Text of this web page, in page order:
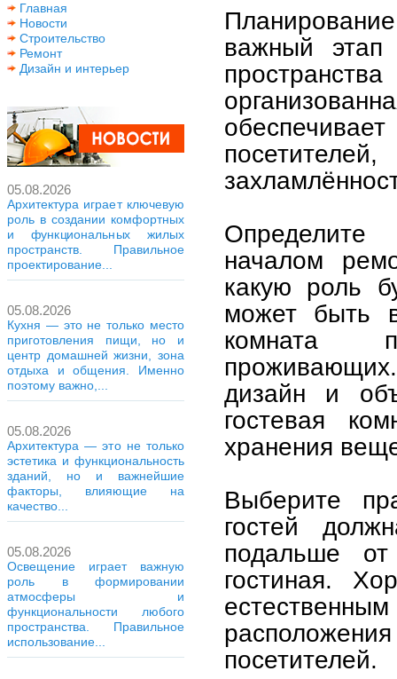
Главная
Новости
Строительство
Ремонт
Дизайн и интерьер
05.08.2026
Архитектура играет ключевую
роль в создании комфортных
и функциональных жилых
пространств. Правильное
проектирование...
05.08.2026
Кухня — это не только место
приготовления пищи, но и
центр домашней жизни, зона
отдыха и общения. Именно
поэтому важно,...
05.08.2026
Архитектура — это не только
эстетика и функциональность
зданий, но и важнейшие
факторы, влияющие на
качество...
05.08.2026
Освещение играет важную
роль в формировании
атмосферы и
функциональности любого
пространства. Правильное
использование...
важный этап
началом
какую роль
может быть
комната
дизайн и
гостевая
хранения
Выберите
гостей
подальше
гостиная.
посетителей.